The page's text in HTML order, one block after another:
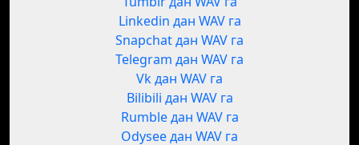
Linkedin дан WAV га
Snapchat дан WAV га
Telegram дан WAV га
Vk дан WAV га
Bilibili дан WAV га
Rumble дан WAV га
Odysee дан WAV га